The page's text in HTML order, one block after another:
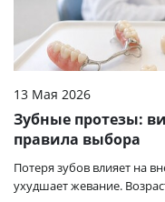
13 Мая 2026
Зубные протезы:
правила выбора
Потеря зубов влияет на
ухудшает жевание.